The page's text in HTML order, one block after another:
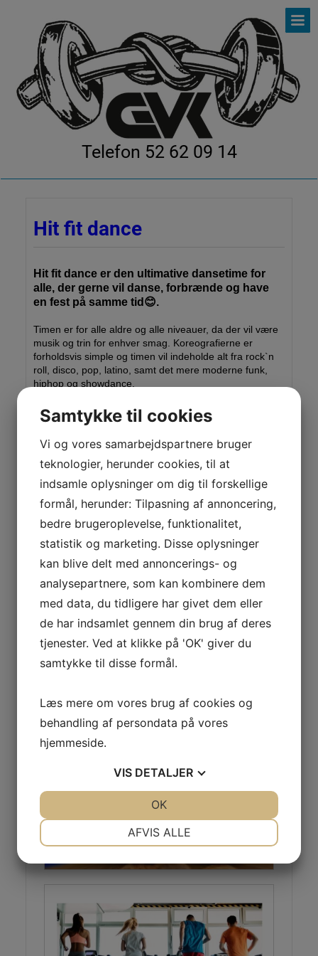
Telefon 52 62 09 14
Hit fit dance
Hit fit dance er den ultimative dansetime for
alle, der gerne vil danse, forbrænde og have
en fest på samme tid 😊.
Timen er for alle aldre og alle niveauer, da der vil være
musik og trin for enhver smag. Koreografierne er
forholdsvis simple og timen vil indeholde alt fra rock`n
roll, disco, pop, latino, samt det mere moderne funk,
hiphop og showdance.
både pulsen og humøret ryger helt i top😊😊. Vi danser
til alle de store hit op igennem de forskellige årtier, så
det er svært ikke at skråle med.
Bliv medlem
Tryk på nedenstående knap for at skrive dig op på
ventelisten til medlemskab i GVK
Bliv medlem
Samtykke til cookies
Vi og vores samarbejdspartnere bruger
teknologier, herunder cookies, til at
indsamle oplysninger om dig til forskellige
formål, herunder: Tilpasning af annoncering,
bedre brugeroplevelse, funktionalitet,
statistik og marketing. Disse oplysninger
kan blive delt med annoncerings- og
analysepartnere, som kan kombinere dem
med data, du tidligere har givet dem eller
de har indsamlet gennem din brug af deres
tjenester. Ved at klikke på 'OK' giver du
samtykke til disse formål.
Læs mere om vores brug af cookies og
behandling af persondata på vores
hjemmeside.
VIS DETALJER
AFVIS ALLE
OK